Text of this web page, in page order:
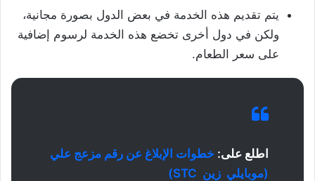
يتم تقديم هذه الخدمة في بعض الدول بصورة مجانية،
ولكن في دول أخرى تخضع هذه الخدمة لرسوم إضافية
على سعر الطعام.
اطلع على: خطوات الإبلاغ عن رقم مزعج علي
(موبايلي زين STC)